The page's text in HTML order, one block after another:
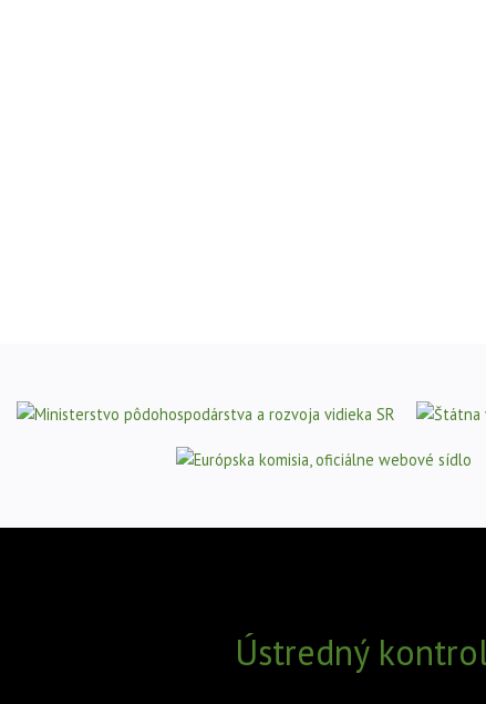
Ústredný